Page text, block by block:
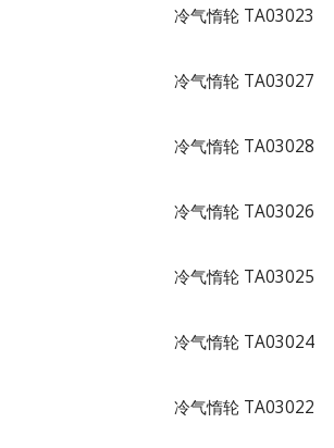
冷气惰轮 TA03023
冷气惰轮 TA03027
冷气惰轮 TA03028
冷气惰轮 TA03026
冷气惰轮 TA03025
冷气惰轮 TA03024
冷气惰轮 TA03022